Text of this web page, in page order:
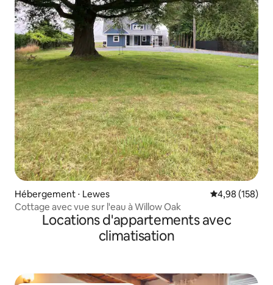
Hébergement ⋅ Lewes Évaluation
4,98 (158)
Cottage avec vue sur l'eau à Willow Oak
Locations d'appartements avec
climatisation